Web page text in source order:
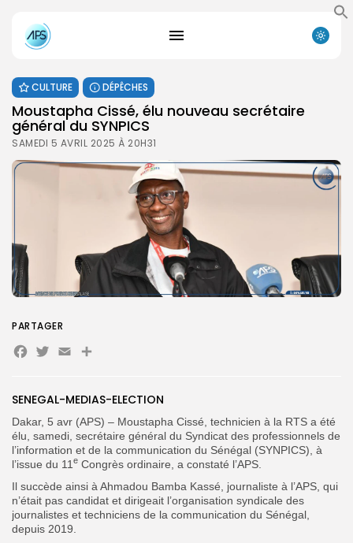
for:
FR
CULTURE DÉPÊCHES
Moustapha Cissé, élu nouveau secrétaire
général du SYNPICS
SAMEDI 5 AVRIL 2025 À 20H31
SENEGAL-MEDIAS-ELECTION
Dakar, 5 avr (APS) – Moustapha Cissé, technicien à la RTS a été
élu, samedi, secrétaire général du Syndicat des professionnels de
l’information et de la communication du Sénégal (SYNPICS), à
l’issue du 11 e Congrès ordinaire, a constaté l’APS.
Il succède ainsi à Ahmadou Bamba Kassé, journaliste à l’APS, qui
n’était pas candidat et dirigeait l’organisation syndicale des
journalistes et techniciens de la communication du Sénégal,
depuis 2019.
PARTAGER
Facebook
Twitter
EmailPartager